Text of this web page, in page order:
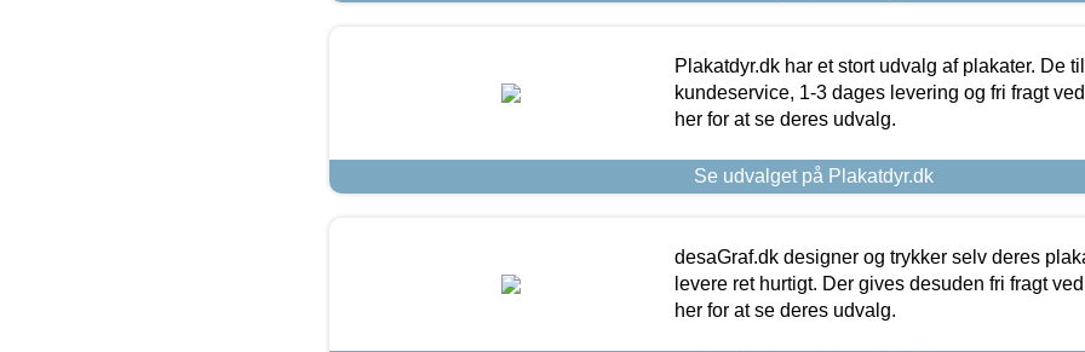
Plakatdyr.dk har et stort udvalg af plakater. De
kundeservice, 1-3 dages levering og fri fragt
her for at se deres udvalg.
Se udvalget på Plakatdyr.dk
desaGraf.dk designer og trykker selv deres
levere ret hurtigt. Der gives desuden fri fragt
her for at se deres udvalg.